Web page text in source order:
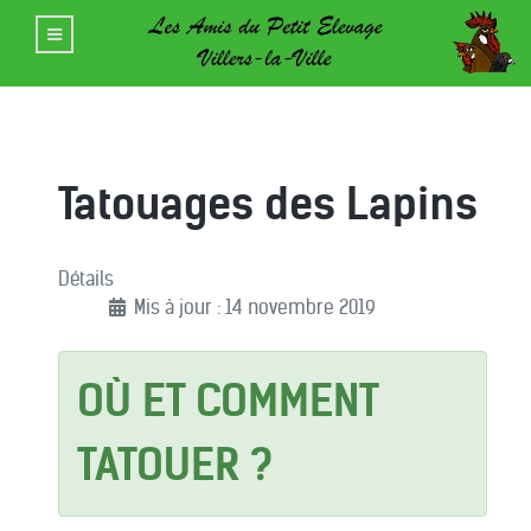
Tatouages des Lapins
Détails
Mis à jour : 14 novembre 2019
OÙ ET COMMENT
TATOUER ?